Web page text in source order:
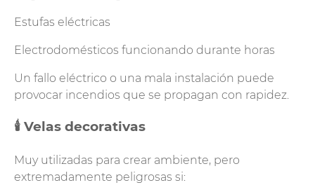
Estufas eléctricas
Electrodomésticos funcionando durante horas
Un fallo eléctrico o una mala instalación puede
provocar incendios que se propagan con rapidez.
🕯️ Velas decorativas
Muy utilizadas para crear ambiente, pero
extremadamente peligrosas si: